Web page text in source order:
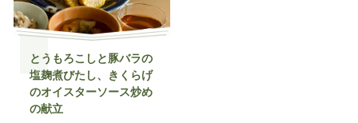
とうもろこしと豚バラの
塩麹煮びたし、きくらげ
のオイスターソース炒め
の献立